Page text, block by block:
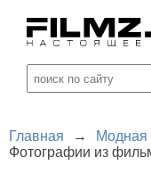
Главная → Модная
Фотографии из